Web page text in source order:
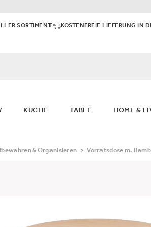
SORTIMENT KOSTENFREIE LIEFERUNG IN
KÜCHE TABLE HOME &
& Organisieren > Vorratsdose m.